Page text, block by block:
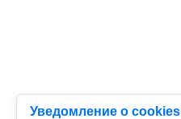
Уведомление о cookies